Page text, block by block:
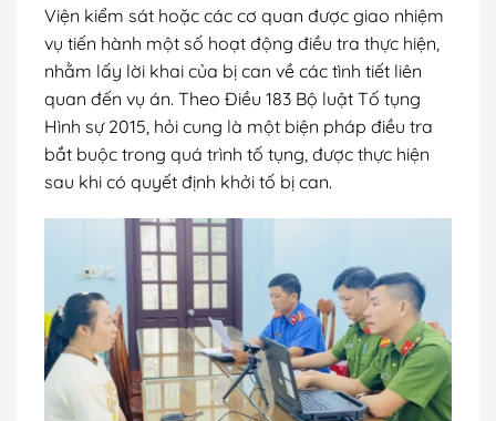
Viện kiểm sát hoặc các cơ quan được giao nhiệm
vụ tiến hành một số hoạt động điều tra thực hiện,
nhằm lấy lời khai của bị can về các tình tiết liên
quan đến vụ án. Theo Điều 183 Bộ luật Tố tụng
Hình sự 2015, hỏi cung là một biện pháp điều tra
bắt buộc trong quá trình tố tụng, được thực hiện
sau khi có quyết định khởi tố bị can.